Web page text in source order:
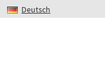
Deutsch